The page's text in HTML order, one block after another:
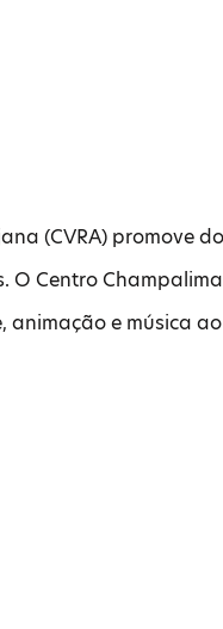
(CVRA) promove
Centro
e música